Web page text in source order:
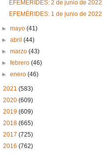
EFEMÉRIDES: 2 de junio de 2022
EFEMÉRIDES: 1 de junio de 2022
►mayo(41)
►abril(44)
►marzo(43)
►febrero(46)
►enero(46)
2021 (583)
2020 (609)
2019 (609)
2018 (665)
2017 (725)
2016 (762)